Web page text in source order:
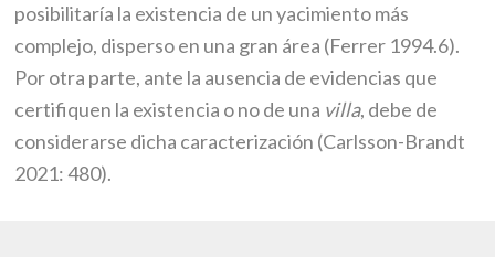
posibilitaría la existencia de un yacimiento más
complejo, disperso en una gran área (Ferrer 1994.6).
Por otra parte, ante la ausencia de evidencias que
certifiquen la existencia o no de una villa, debe de
considerarse dicha caracterización (Carlsson-Brandt
2021: 480).